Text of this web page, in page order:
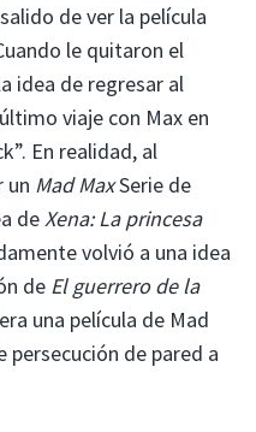
de ver la película
le quitaron el
idea de regresar al
viaje con Max en
En realidad, al
un Mad MaxSerie de
deXena: La princesa
volvió a una idea
de El guerrero de la
una película de Mad
persecución de pared a